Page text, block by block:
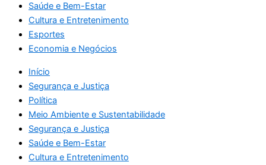
Saúde e Bem-Estar
Cultura e Entretenimento
Esportes
Economia e Negócios
Início
Segurança e Justiça
Política
Meio Ambiente e Sustentabilidade
Segurança e Justiça
Saúde e Bem-Estar
Cultura e Entretenimento